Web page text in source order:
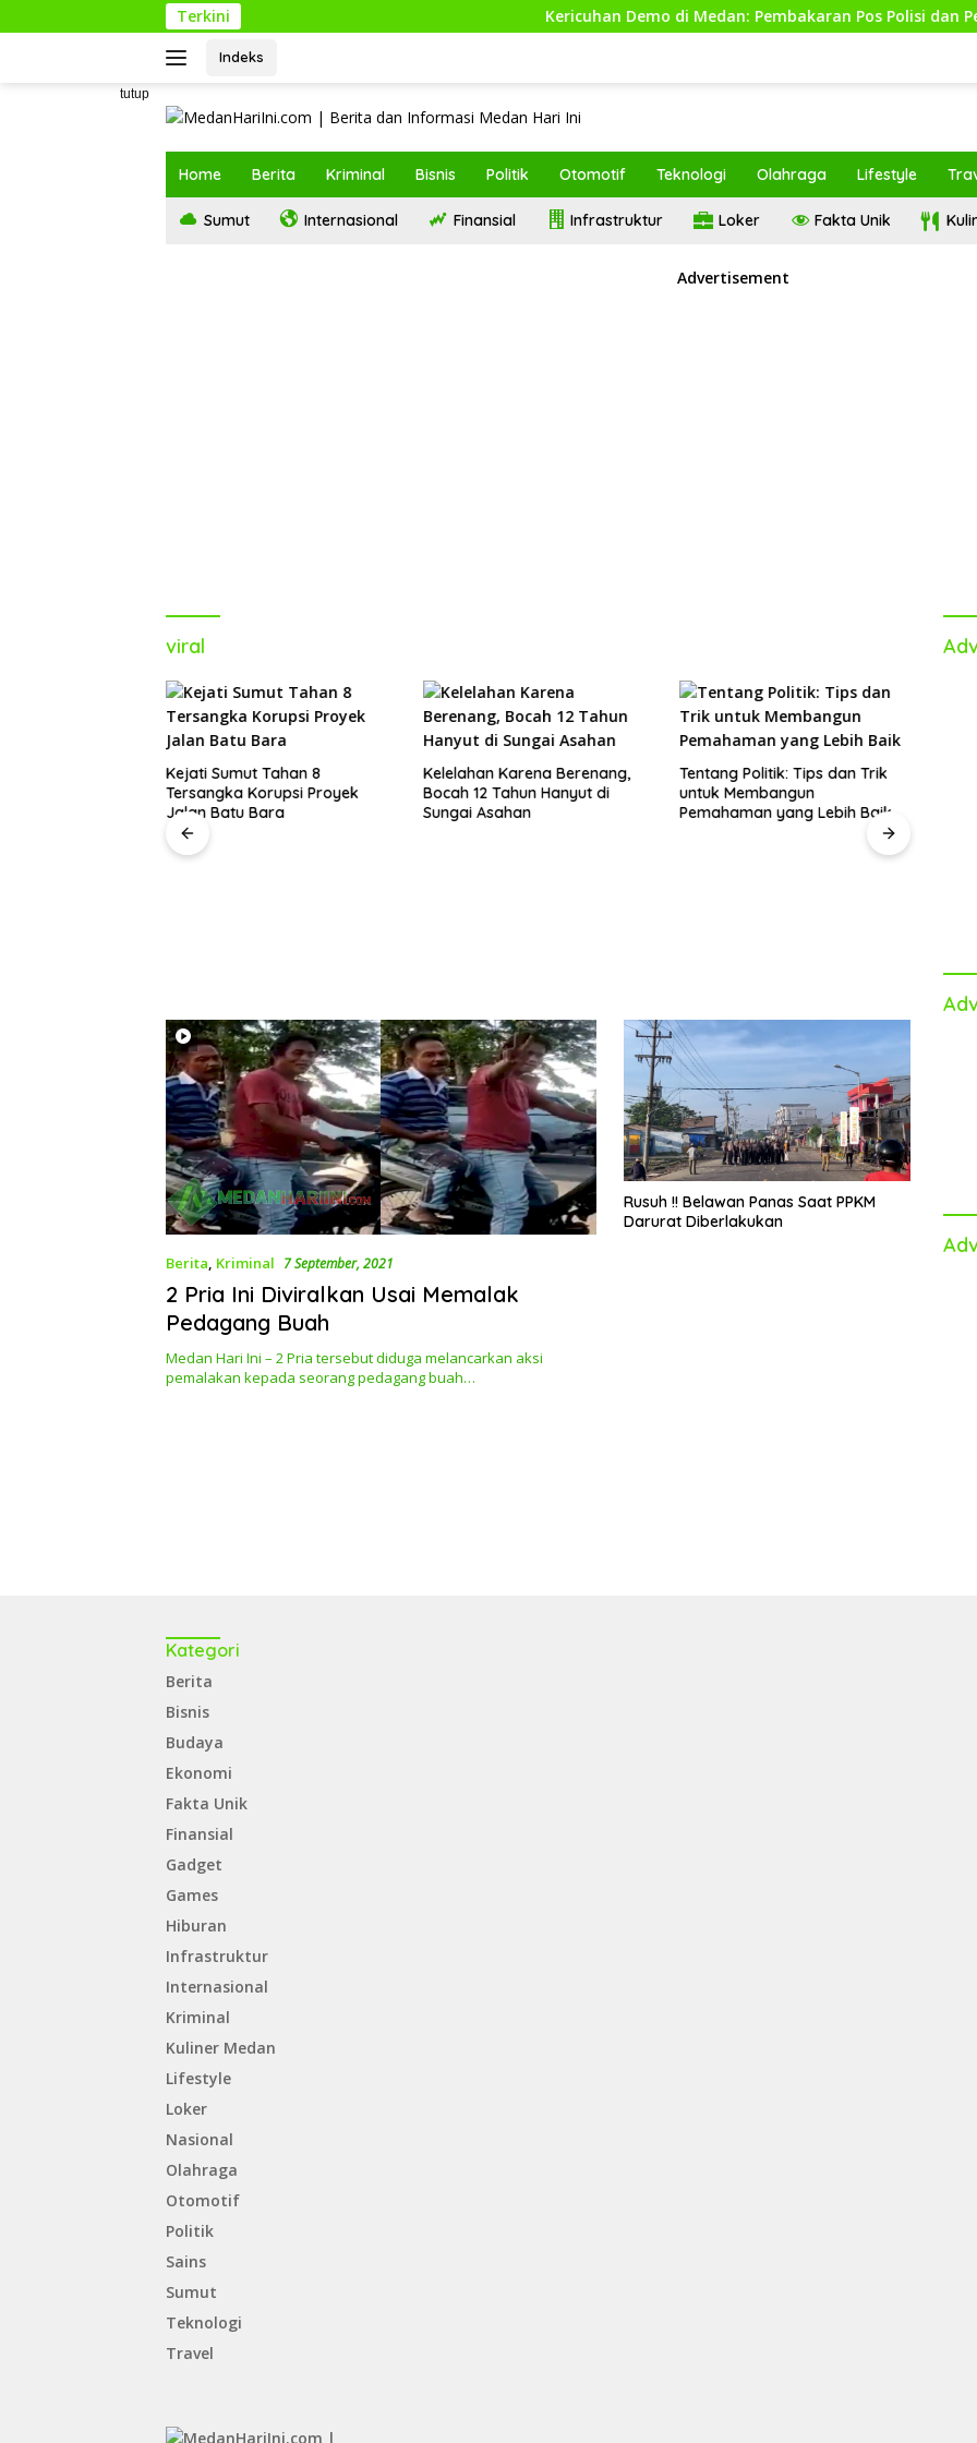
ke
Terkini Kericuhan Demo di Medan: Pembakaran Pos Polisi dan
Indeks
tutup
Home Berita Kriminal Bisnis Politik Otomotif Teknologi Olahraga Lifestyle
Sumut Internasional Finansial Infrastruktur Loker Fakta Unik
Advertisement
viral
Kejati Sumut Tahan 8
Tersangka Korupsi Proyek
Jalan Batu Bara
Kelelahan Karena Berenang,
Bocah 12 Tahun Hanyut di
Sungai Asahan
Tentang Politik: Tips dan Trik
untuk Membangun
Pemahaman yang Lebih Baik
Berita, Kriminal 7 September, 2021
2 Pria Ini Diviralkan Usai Memalak
Pedagang Buah
Medan Hari Ini – 2 Pria tersebut diduga melancarkan aksi
pemalakan kepada seorang pedagang buah…
Rusuh !! Belawan Panas Saat PPKM
Darurat Diberlakukan
Kategori
Berita
Bisnis
Budaya
Ekonomi
Fakta Unik
Finansial
Gadget
Games
Hiburan
Infrastruktur
Internasional
Kriminal
Kuliner Medan
Lifestyle
Loker
Nasional
Olahraga
Otomotif
Politik
Sains
Sumut
Teknologi
Travel